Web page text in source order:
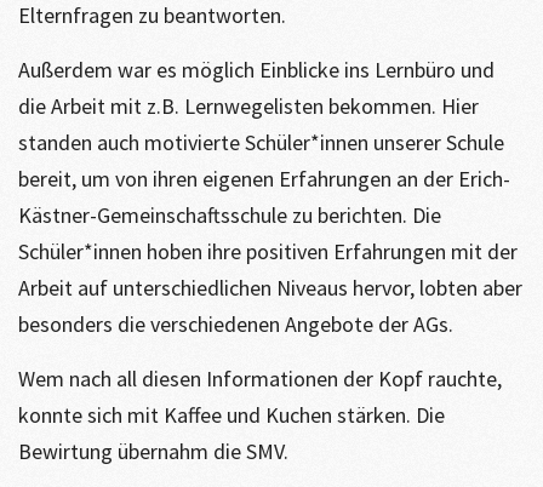
Elternfragen zu beantworten.
Außerdem war es möglich Einblicke ins Lernbüro und
die Arbeit mit z.B. Lernwegelisten bekommen. Hier
standen auch motivierte Schüler*innen unserer Schule
bereit, um von ihren eigenen Erfahrungen an der Erich-
Kästner-Gemeinschaftsschule zu berichten. Die
Schüler*innen hoben ihre positiven Erfahrungen mit der
Arbeit auf unterschiedlichen Niveaus hervor, lobten aber
besonders die verschiedenen Angebote der AGs.
Wem nach all diesen Informationen der Kopf rauchte,
konnte sich mit Kaffee und Kuchen stärken. Die
Bewirtung übernahm die SMV.